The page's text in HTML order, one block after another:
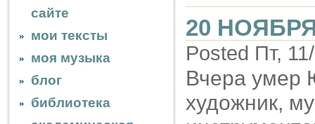
сайте
мои тексты
моя музыка
блог
библиотека
20
Posted Пт,
Вчера умер
художник,